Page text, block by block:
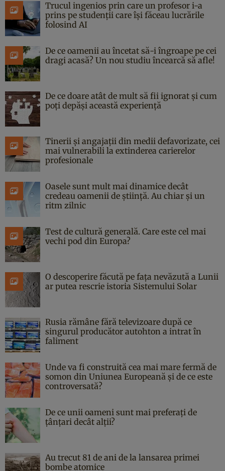
Trucul ingenios prin care un profesor i-a
prins pe studenții care își făceau lucrările
folosind AI
De ce oamenii au încetat să-i îngroape pe cei
dragi acasă? Un nou studiu încearcă să afle!
De ce doare atât de mult să fii ignorat și cum
poți depăși această experiență
Tinerii și angajații din medii defavorizate, cei
mai vulnerabili la extinderea carierelor
profesionale
Oasele sunt mult mai dinamice decât
credeau oamenii de știință. Au chiar și un
ritm zilnic
Test de cultură generală. Care este cel mai
vechi pod din Europa?
O descoperire făcută pe fața nevăzută a Lunii
ar putea rescrie istoria Sistemului Solar
Rusia rămâne fără televizoare după ce
singurul producător autohton a intrat în
faliment
Unde va fi construită cea mai mare fermă de
somon din Uniunea Europeană și de ce este
controversată?
De ce unii oameni sunt mai preferați de
țânțari decât alții?
Au trecut 81 de ani de la lansarea primei
bombe atomice